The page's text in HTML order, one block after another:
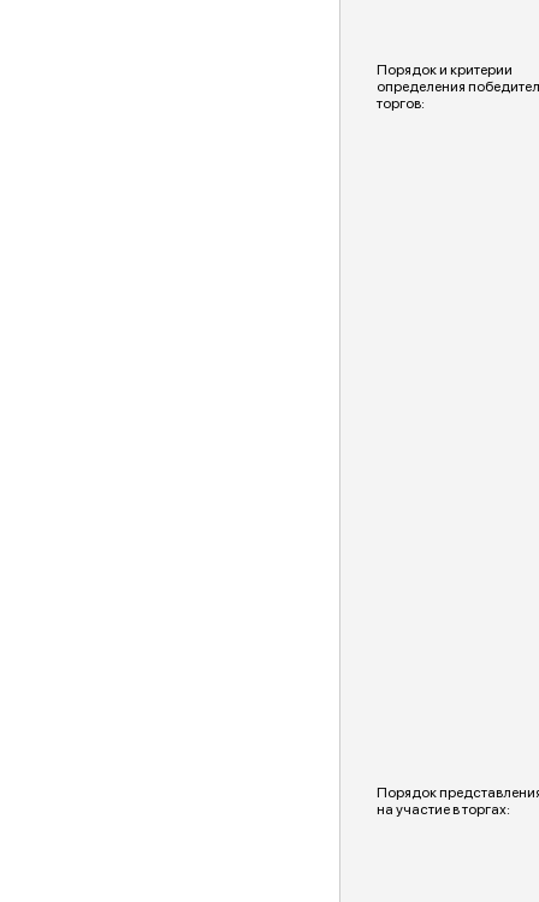
Порядок и критерии
определения
торгов:
Порядок
на участие в торгах: